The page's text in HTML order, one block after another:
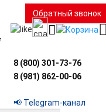
Обратный звонок
8 (800) 301-73-76
8 (981) 862-00-06
📢 Telegram-канал